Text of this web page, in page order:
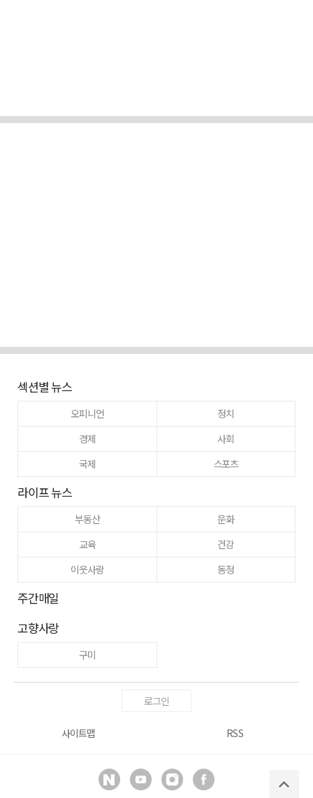
섹션별 뉴스
오피니언
정치
경제
사회
국제
스포츠
라이프 뉴스
부동산
문화
교육
건강
이웃사랑
동정
주간매일
고향사랑
구미
로그인
사이트맵 RSS